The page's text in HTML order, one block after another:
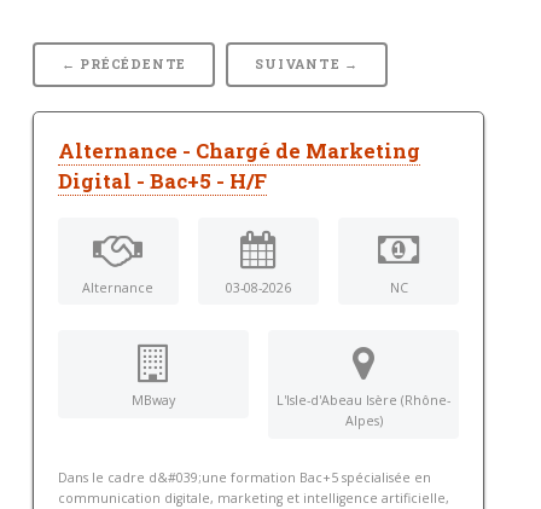
← PRÉCÉDENTE SUIVANTE →
Alternance - Chargé de Marketing
Digital - Bac+5 - H/F
Alternance 03-08-2026 NC
MBway
L'Isle-d'Abeau Isère (Rhône-
Alpes)
Dans le cadre d&#039;une formation Bac+5 spécialisée en
communication digitale, marketing et intelligence artificielle,